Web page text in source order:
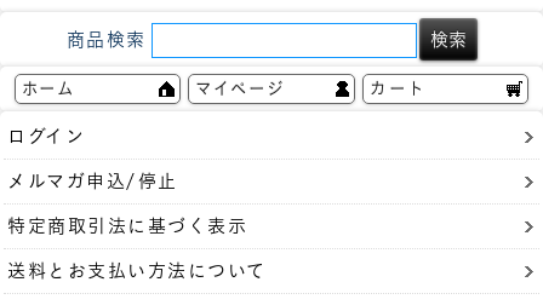
商品検索
ホーム マイページ カート
ログイン
メルマガ申込/停止
特定商取引法に基づく表示
送料とお支払い方法について